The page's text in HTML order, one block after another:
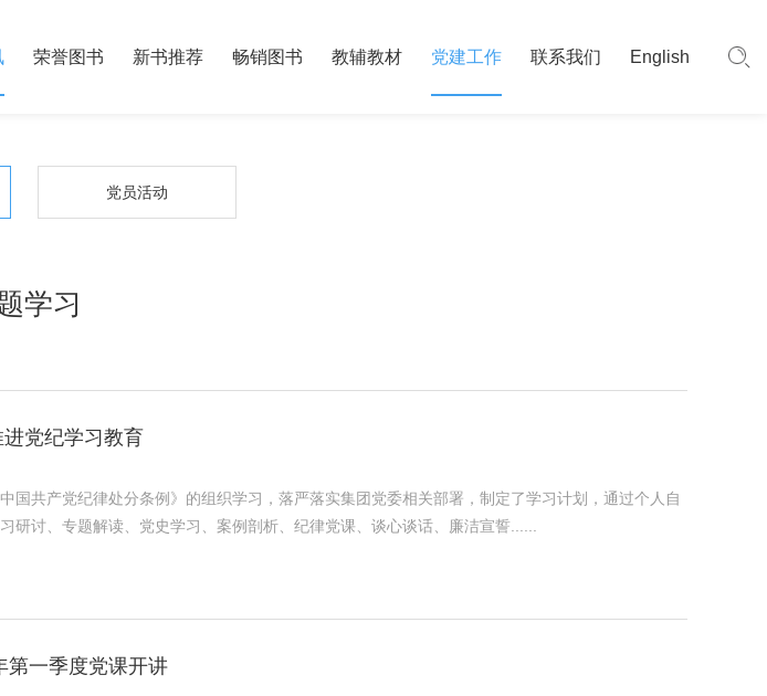
荣誉图书 新书推荐 畅销图书 教辅教材 党建工作 联系我们 English
党员活动
学习
党纪学习教育
国共产党纪律处分条例》的组织学习，落严落实集团党委相关部署，制定了学习计划，通过个人自
研讨、专题解读、党史学习、案例剖析、纪律党课、谈心谈话、廉洁宣誓......
第一季度党课开讲